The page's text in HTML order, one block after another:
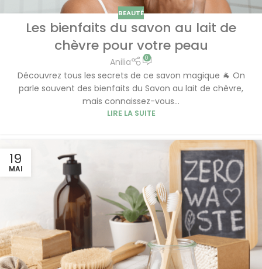
BEAUTÉ
Les bienfaits du savon au lait de
chèvre pour votre peau
Anilia 0
Découvrez tous les secrets de ce savon magique 🐐 On
parle souvent des bienfaits du Savon au lait de chèvre,
mais connaissez-vous...
LIRE LA SUITE
19
MAI